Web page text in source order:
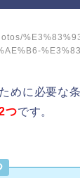
めに必要な
つです。